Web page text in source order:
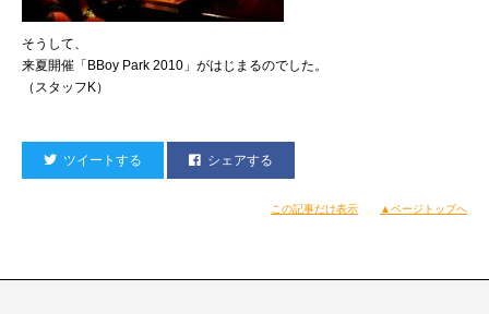
そうして、
来夏開催「BBoy Park 2010」がはじまるのでした。
（スタッフK）
ツイートする シェアする
この記事だけ表示 ▲ページトップへ